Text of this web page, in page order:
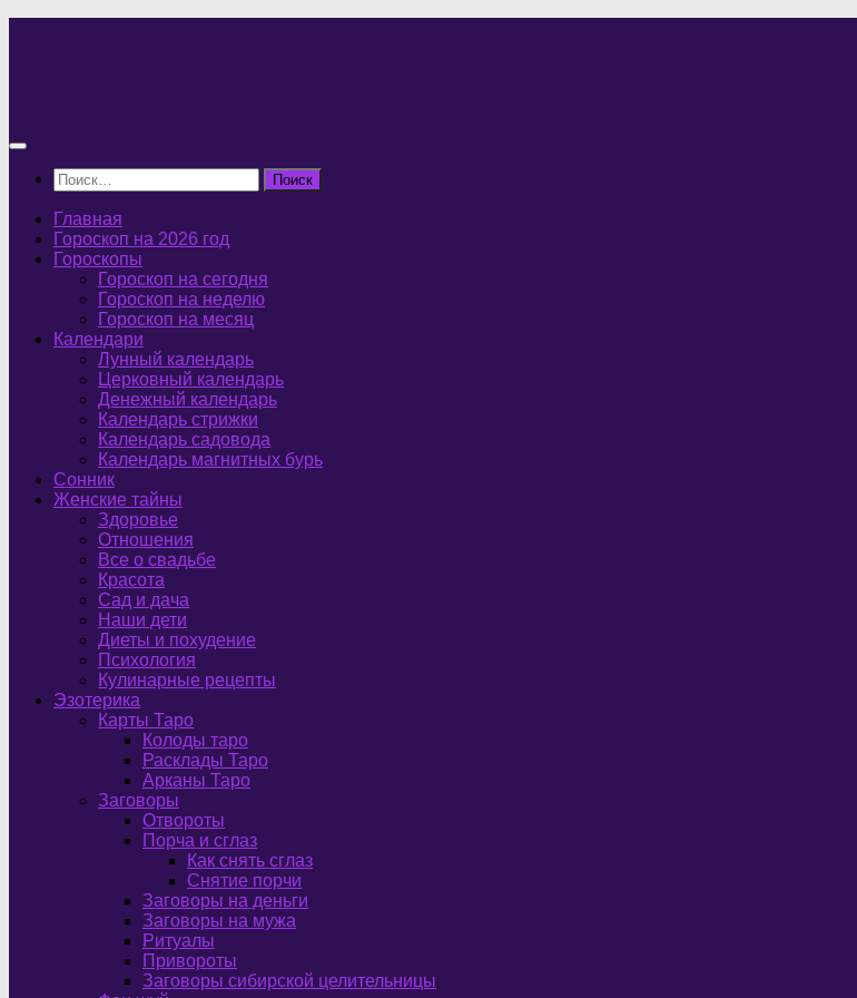
Найти:
Главная
Гороскоп на 2026 год
Гороскопы
Гороскоп на сегодня
Гороскоп на неделю
Гороскоп на месяц
Календари
Лунный календарь
Церковный календарь
Денежный календарь
Календарь стрижки
Календарь садовода
Календарь магнитных бурь
Сонник
Женские тайны
Здоровье
Отношения
Все о свадьбе
Красота
Сад и дача
Наши дети
Диеты и похудение
Психология
Кулинарные рецепты
Эзотерика
Карты Таро
Колоды таро
Расклады Таро
Арканы Таро
Заговоры
Отвороты
Порча и сглаз
Как снять сглаз
Снятие порчи
Заговоры на деньги
Заговоры на мужа
Ритуалы
Привороты
Заговоры сибирской целительницы